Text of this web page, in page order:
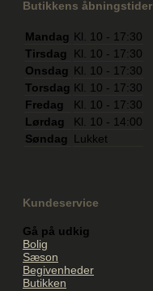
Butikkens åbningstider
Mandag Kl. 10 - 17:30
Tirsdag
Kl. 10 - 17:30
Onsdag Kl. 10 - 17:30
Torsdag Kl. 10 - 17:30
Fredag
Kl. 10 - 17:30
Lørdag
Kl. 10 - 14:00
Søndag
Lukket
Kundeservice
Gå på udkig
Bolig
Sæson
Begivenheder
Butikken